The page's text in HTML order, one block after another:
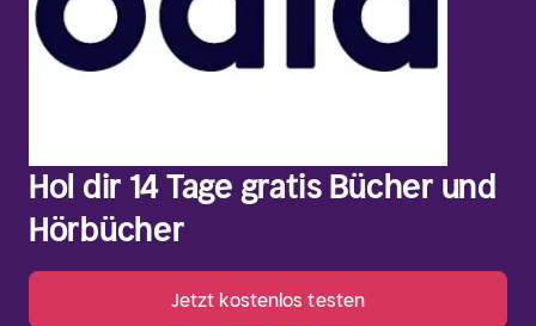
Hol dir 14 Tage gratis Bücher und
Hörbücher
Jetzt kostenlos testen